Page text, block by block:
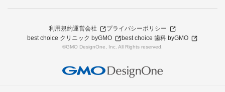
利用規約運営会社
プライバシーポリシー
best choice クリニック byGMO
best choice 歯科 byGMO
©GMO DesignOne, Inc. All Rights reserved.